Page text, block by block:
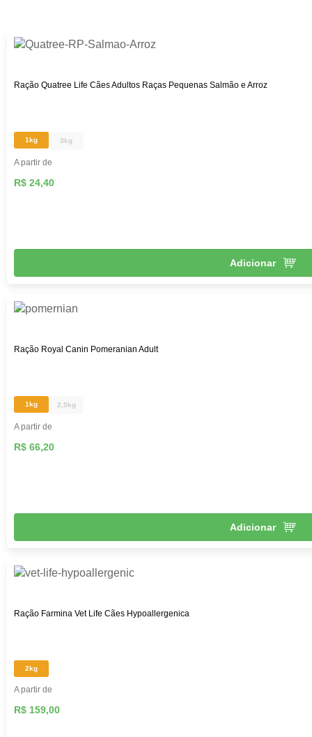
brinquedos que vão deixar seu pet mais feliz e ativo,
Ração Quatree Life Cães Adultos Raças Pequenas Salmão e Arroz
1kg 3kg
A partir de
R$ 24,40
Adicionar
Ração Royal Canin Pomeranian Adult
1kg 2,5kg
A partir de
R$ 66,20
Adicionar
Ração Farmina Vet Life Cães Hypoallergenica
2kg
A partir de
R$ 159,00